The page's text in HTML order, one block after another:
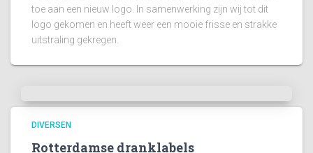
toe aan een nieuw logo. In samenwerking zijn wij tot dit
logo gekomen en heeft weer een mooie frisse en strakke
uitstraling gekregen.
DIVERSEN
Rotterdamse dranklabels